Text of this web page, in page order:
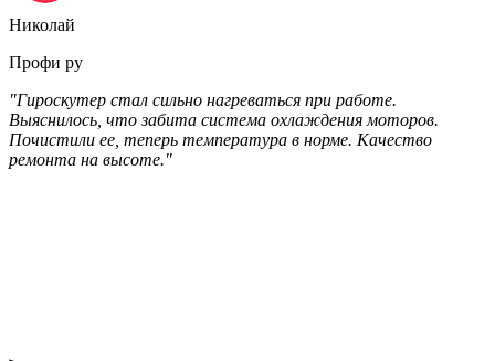
Николай
Профи ру
"Гироскутер стал сильно нагреваться при работе.
Выяснилось, что забита система охлаждения моторов.
Почистили ее, теперь температура в норме. Качество
ремонта на высоте."